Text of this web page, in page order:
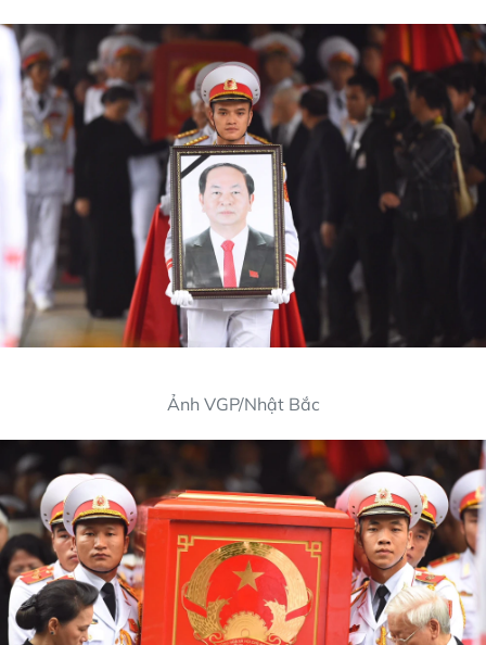
Ảnh VGP/Nhật Bắc